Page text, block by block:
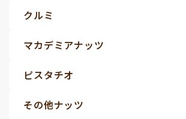
クルミ
マカデミアナッツ
ピスタチオ
その他ナッツ